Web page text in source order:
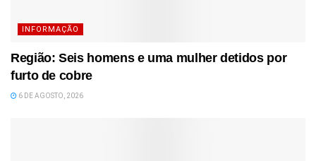
INFORMAÇÃO
Região: Seis homens e uma mulher detidos por
furto de cobre
6 DE AGOSTO, 2026